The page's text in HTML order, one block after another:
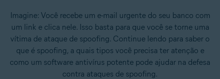
Imagine: Você recebe um e-mail urgente do seu banco com
um link e clica nele. Isso basta para que você se torne uma
vítima de ataque de spoofing. Continue lendo para saber o
que é spoofing, a quais tipos você precisa ter atenção e
como um software antivírus potente pode ajudar na defesa
contra ataques de spoofing.